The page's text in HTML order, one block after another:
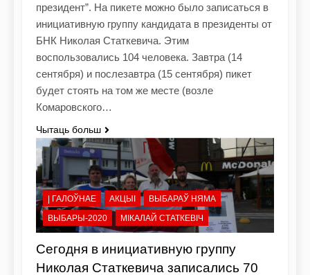
президент”. На пикете можно было записаться в
инициативную группу кандидата в президенты от
БНК Николая Статкевича. Этим
воспользовались 104 человека. Завтра (14
сентября) и послезавтра (15 сентября) пикет
будет стоять на том же месте (возле
Комаровского…
Чытаць больш
| ГАЛОЎНАЕ АКЦЫІ
ВЫБАРАЎ НЯМА
ВЫБАРЫ-2020
МІКАЛАЙ СТАТКЕВІЧ
Сегодня в инициативную группу
Николая Статкевича записались 70